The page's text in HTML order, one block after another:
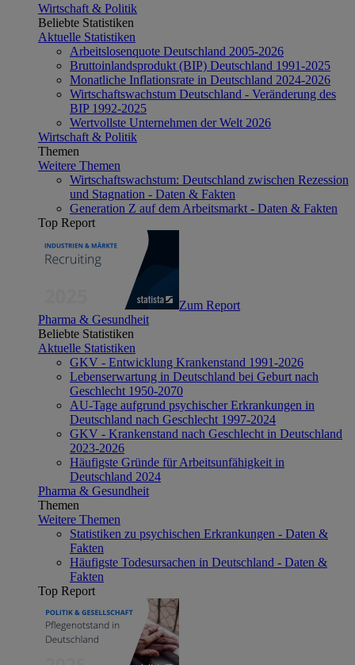
Wirtschaft & Politik
Beliebte Statistiken
Aktuelle Statistiken
Arbeitslosenquote Deutschland 2005-2026
Bruttoinlandsprodukt (BIP) Deutschland 1991-2025
Monatliche Inflationsrate in Deutschland 2024-2026
Wirtschaftswachstum Deutschland - Veränderung des
BIP 1992-2025
Wertvollste Unternehmen der Welt 2026
Wirtschaft & Politik
Themen
Weitere Themen
Wirtschaftswachstum: Deutschland zwischen Rezession
und Stagnation - Daten & Fakten
Generation Z auf dem Arbeitsmarkt - Daten & Fakten
Top Report
Zum Report
Pharma & Gesundheit
Beliebte Statistiken
Aktuelle Statistiken
GKV - Entwicklung Krankenstand 1991-2026
Lebenserwartung in Deutschland bei Geburt nach
Geschlecht 1950-2070
AU-Tage aufgrund psychischer Erkrankungen in
Deutschland nach Geschlecht 1997-2024
GKV - Krankenstand nach Geschlecht in Deutschland
2023-2026
Häufigste Gründe für Arbeitsunfähigkeit in
Deutschland 2024
Pharma & Gesundheit
Themen
Weitere Themen
Statistiken zu psychischen Erkrankungen - Daten &
Fakten
Häufigste Todesursachen in Deutschland - Daten &
Fakten
Top Report